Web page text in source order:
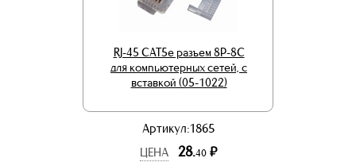
RJ-45 CAT5e разъем 8P-8C
для компьютерных сетей, с
вставкой (05-1022)
Артикул:1865
ЦЕНА
28.40 р.